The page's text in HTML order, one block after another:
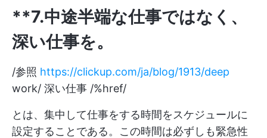
**7.中途半端な仕事ではなく、
深い仕事を。
/参照 https://clickup.com/ja/blog/1913/deep
work/ 深い仕事 /%href/
とは、集中して仕事をする時間をスケジュールに
設定することである。この時間は必ずしも緊急性